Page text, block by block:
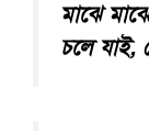
মাঝে
চলে যাই,